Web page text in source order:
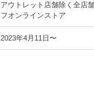
アウトレット店舗除く全店
フオンラインストア
2023年4月11日〜